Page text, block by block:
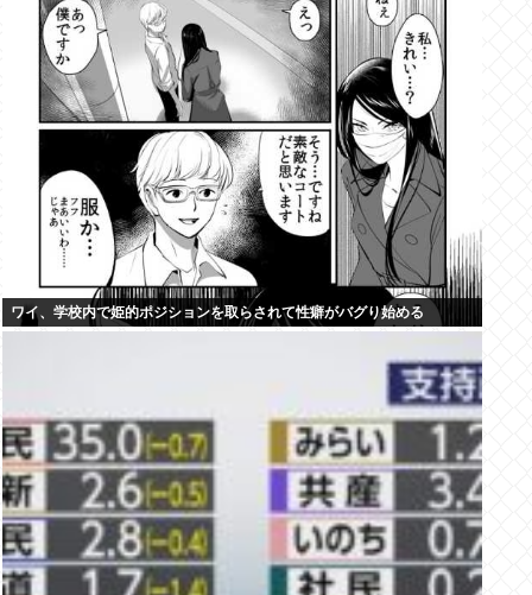
ワイ、学校内で姫的ポジションを取らされて性癖がバグり始める